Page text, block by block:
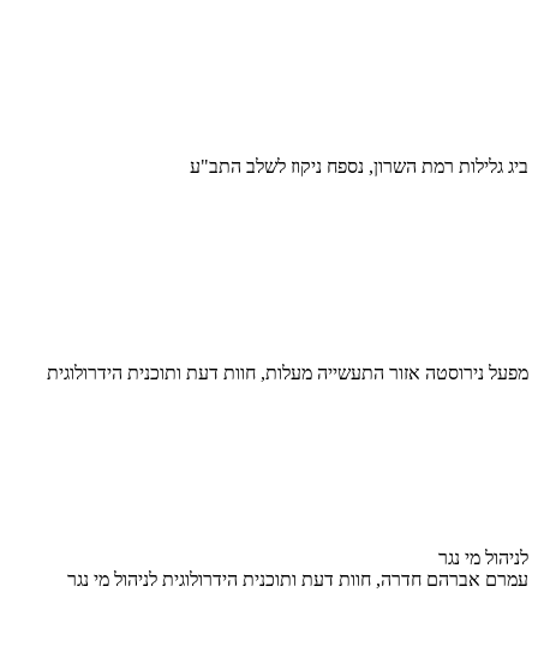
ביג גלילות רמת השרון, נספח ניקוז לשלב התב"ע
מפעל נירוסטה אזור התעשייה מעלות, חוות דעת ותוכנית הידרולוגית
לניהול מי נגר
עמרם אברהם חדרה, חוות דעת ותוכנית הידרולוגית לניהול מי נגר